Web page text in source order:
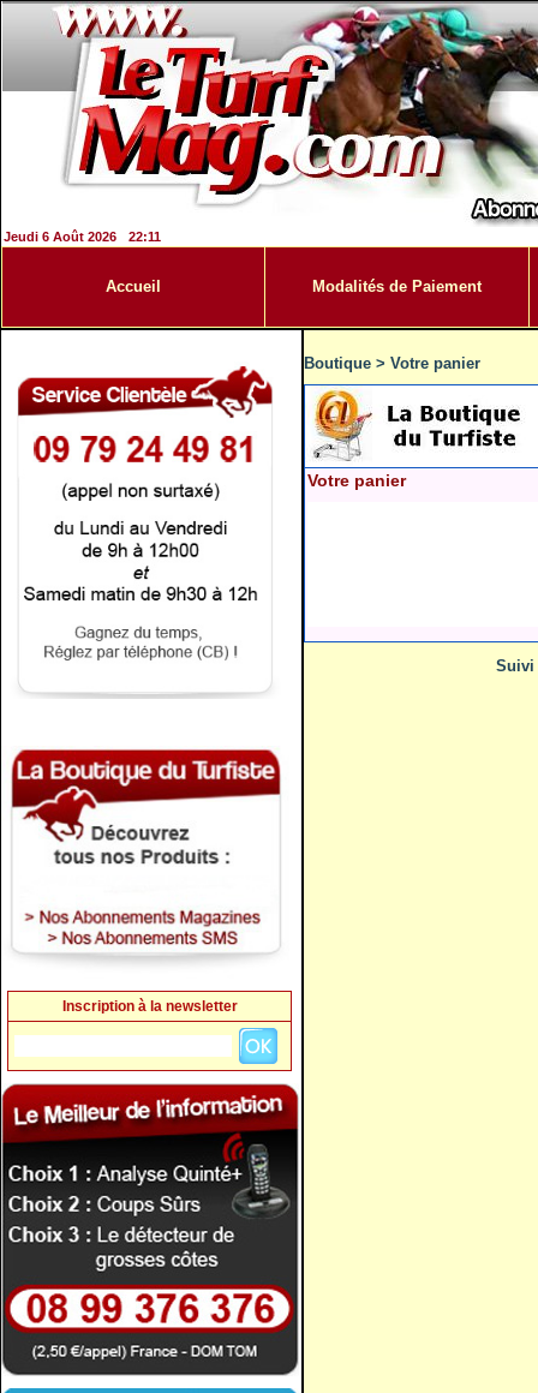
Jeudi 6 Août 2026 22:11
Accueil Modalités de Paiement
Inscription à la newsletter
Boutique >Votre panier
Votre panier
Suivi